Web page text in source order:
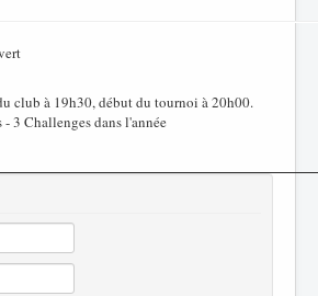
club à 19h30, début du tournoi à 20h00.
3 Challenges dans l'année